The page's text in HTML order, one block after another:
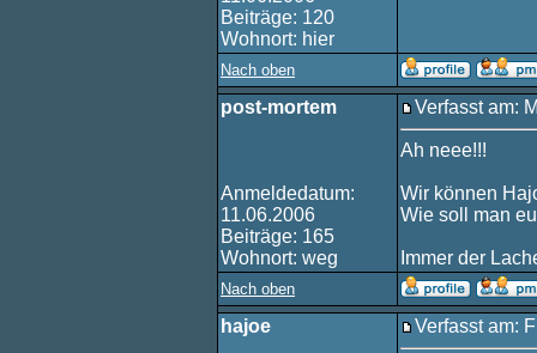
Beiträge: 120
Wohnort: hier
Nach oben
post-mortem
Anmeldedatum:
11.06.2006
Beiträge: 165
Wohnort: weg
Verfasst am:
Ah neee!!!
Wir können
Wie soll man
Immer der
Nach oben
hajoe Verfasst am: